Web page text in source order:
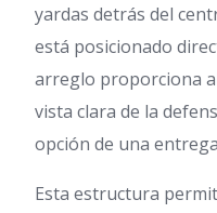
yardas detrás del
está posicionado
arreglo proporciona
vista clara de la
opción de una
Esta estructura